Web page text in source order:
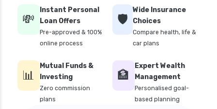
personal loan in cochin
personal loan in delhi
personal loan in hyderabad
personal loan in kerala
personal loan in lucknow
personal loan in madurai
💸
Instant Personal
Loan Offers
Pre-approved & 100%
online process
🛡️
Wide Insurance
Choices
Compare health, life &
car plans
📊
Mutual Funds &
Investing
Zero commission
plans
🏦
Expert Wealth
Management
Personalised goal-
based planning